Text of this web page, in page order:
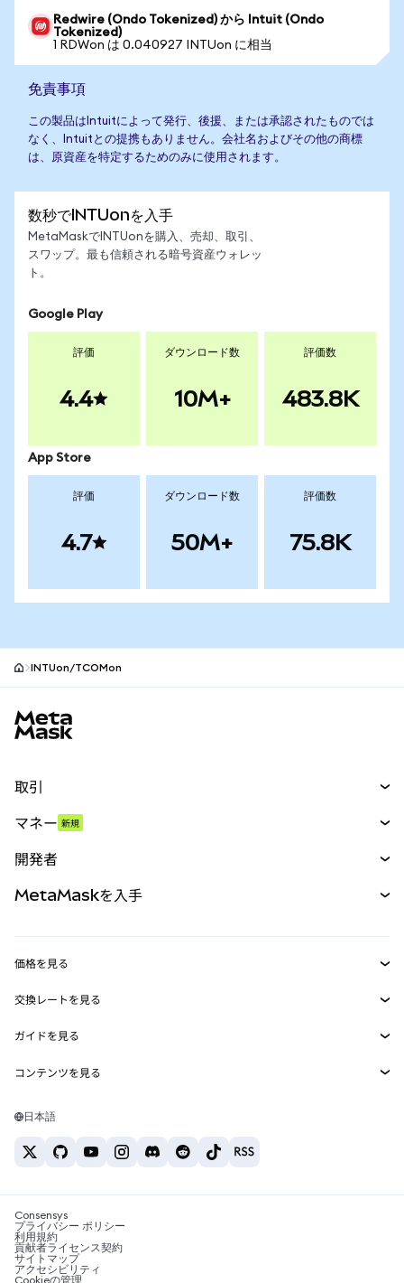
Redwire (Ondo Tokenized) から Intuit (Ondo
Tokenized)
1 RDWon は 0.040927 INTUon に相当
免責事項
この製品はIntuitによって発行、後援、または承認されたものでは
なく、Intuitとの提携もありません。会社名およびその他の商標
は、原資産を特定するためのみに使用されます。
数秒でINTUonを入手
MetaMaskでINTUonを購入、売却、取引、
スワップ。最も信頼される暗号資産ウォレッ
ト。
Google Play
評価
4.4
ダウンロード数
10M+
評価数
483.8K
App Store
評価
4.7
ダウンロード数
50M+
評価数
75.8K
INTUon/TCOMon
取引
パーペチュアル
RWA
マネー 新規
開発者
MetaMask Connect
Snaps
Web3サービス
MetaMaskを入手
セキュリティ
サポート
キャリア
お問い合わせ
価格を見る
イーサリアムの価格
Solanaの価格
Tetherの価格
交換レートを見る
ETH→USD
USDT→INR
BTC→INR
ETH→USDT
ガイドを見る
ETHの購入
USDTの購入
SHIBの購入
BNBの購入
コンテンツを見る
Solanaウォレット
税制関連ニュース
暗号資産の購入方法は？
ビットコインを売るには？
日本語
Consensys
プライバシー ポリシー
利用規約
貢献者ライセンス契約
サイトマップ
アクセシビリティ
Cookieの管理